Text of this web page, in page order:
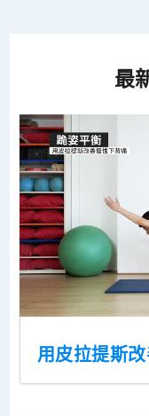
最
用皮拉提斯